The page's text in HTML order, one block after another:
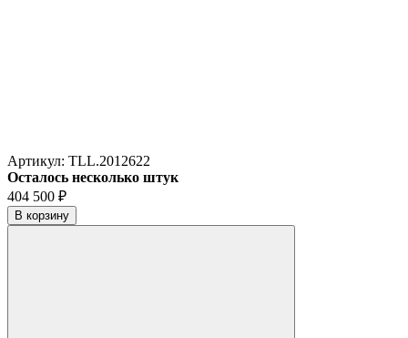
Артикул: TLL.2012622
Осталось несколько штук
404 500 ₽
В корзину